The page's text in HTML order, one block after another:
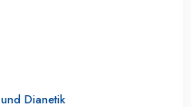
Dianetik